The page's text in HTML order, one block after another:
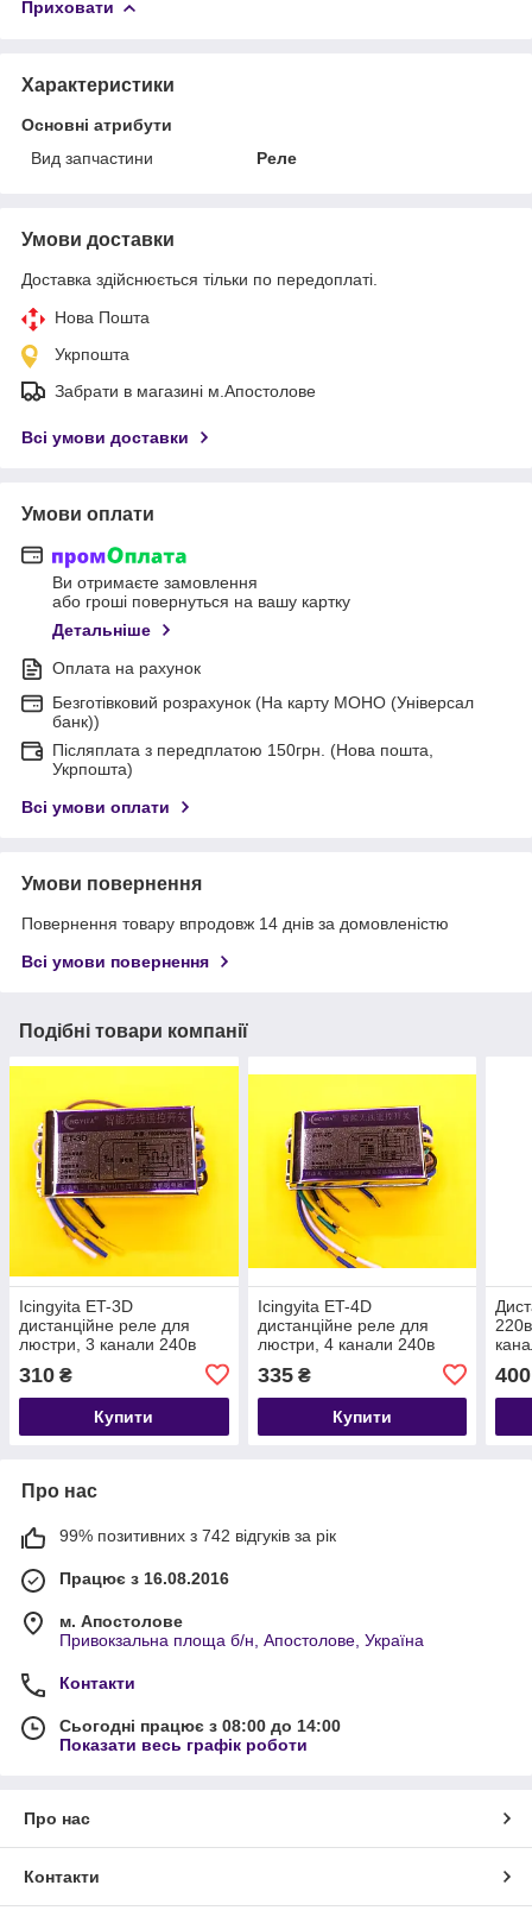
Приховати
Характеристики
Основні атрибути
Вид запчастини
Реле
Умови доставки
Доставка здійснюється тільки по передоплаті.
Нова Пошта
Укрпошта
Забрати в магазині м.Апостолове
Всі умови доставки
Умови оплати
Ви отримаєте замовлення
або гроші повернуться на вашу картку
Детальніше
Оплата на рахунок
Безготівковий розрахунок (На карту МОНО (Універсал
банк))
Післяплата з передплатою 150грн. (Нова пошта,
Укрпошта)
Всі умови оплати
Умови повернення
Повернення товару впродовж 14 днів за домовленістю
Всі умови повернення
Подібні товари компанії
Icingyita ET-3D
дистанційне реле для
люстри, 3 канали 240в
310 ₴
Купити
Icingyita ET-4D
дистанційне реле для
люстри, 4 канали 240в
335₴
Купити
400
Про нас
99% позитивних з 742 відгуків за рік
Працює з 16.08.2016
м. Апостолове
Привокзальна площа б/н, Апостолове, Україна
Контакти
Сьогодні працює з 08:00 до 14:00
Показати весь графік роботи
Про нас
Контакти